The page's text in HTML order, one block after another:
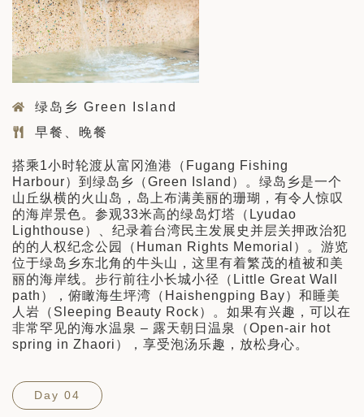
绿岛乡 Green Island
早餐、晚餐
搭乘1小时轮渡从富冈渔港（Fugang Fishing
Harbour）到绿岛乡（Green Island）。绿岛乡是一个
山丘纵横的火山岛，岛上布满美丽的珊瑚，有令人惊叹
的海岸景色。参观33米高的绿岛灯塔（Lyudao
Lighthouse）、纪录着台湾民主发展史并层关押政治犯
的的人权纪念公园（Human Rights Memorial）。游览
位于绿岛乡东北角的牛头山，这里有着繁茂的植被和美
丽的海岸线。步行前往小长城小径（Little Great Wall
path），俯瞰海生坪湾（Haishengping Bay）和睡美
人岩（Sleeping Beauty Rock）。如果有兴趣，可以在
非常罕见的海水温泉 – 露天朝日温泉（Open-air hot
spring in Zhaori），享受泡汤乐趣，放松身心。
Day 04